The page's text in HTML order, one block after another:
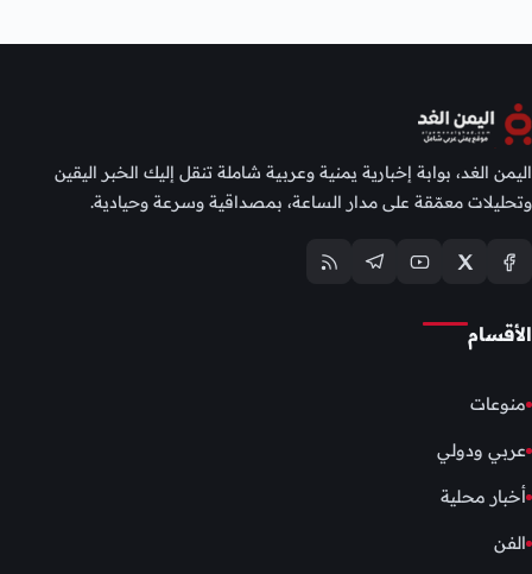
اليمن الغد، بوابة إخبارية يمنية وعربية شاملة تنقل إليك الخبر اليقين
وتحليلات معمّقة على مدار الساعة، بمصداقية وسرعة وحيادية.
الأقسام
منوعات
عربي ودولي
أخبار محلية
الفن